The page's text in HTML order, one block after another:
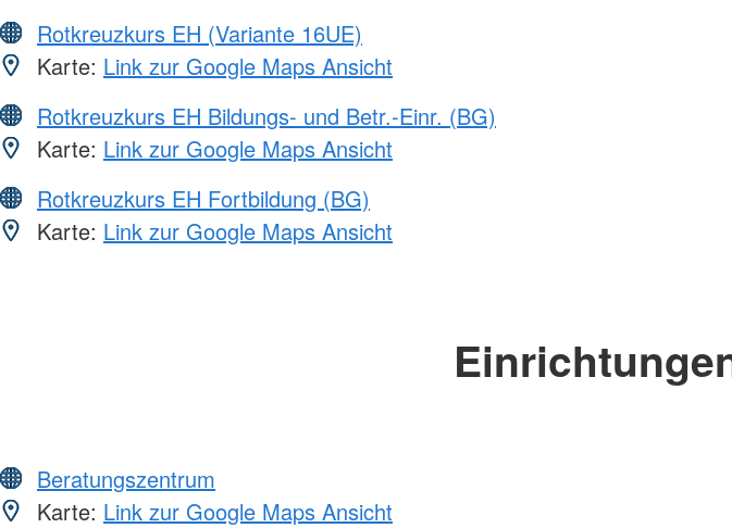
Rotkreuzkurs EH (Variante 16UE)
Karte: Link zur Google Maps Ansicht
Rotkreuzkurs EH Bildungs- und Betr.-Einr. (BG)
Karte: Link zur Google Maps Ansicht
Rotkreuzkurs EH Fortbildung (BG)
Karte: Link zur Google Maps Ansicht
Beratungszentrum
Karte: Link zur Google Maps Ansicht